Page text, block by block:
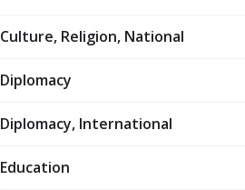
Culture, Religion, National
Diplomacy
Diplomacy, International
Education